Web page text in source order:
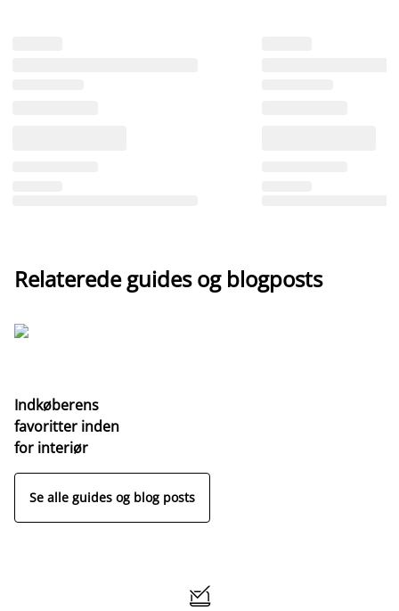
Relaterede guides og blogposts
Indkøberens
favoritter inden
for interiør
Se alle guides og blog posts
